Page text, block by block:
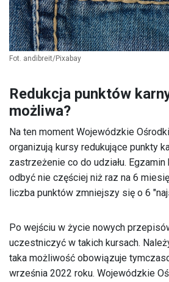
Fot. andibreit/Pixabay
Redukcja punktów
możliwa?
Na ten moment Wojewódzkie
organizują kursy redukujące punkty
zastrzeżenie co do udziału.
odbyć nie częściej niż raz na 6
liczba punktów zmniejszy się o 6
Po wejściu w życie nowych
uczestniczyć w takich kursach.
taka możliwość obowiązuje
września 2022 roku. Wojewódzkie